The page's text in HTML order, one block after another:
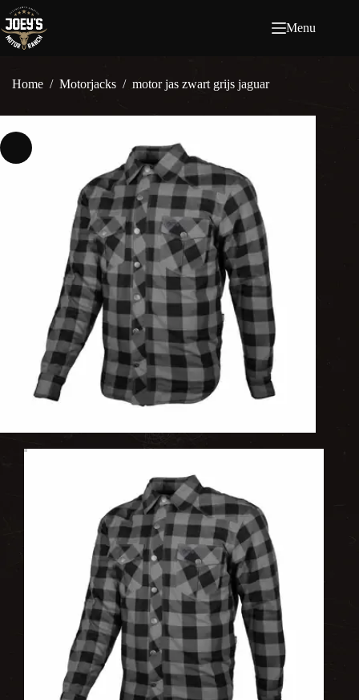
naar
de
inhoud
Menu
Home / Motorjacks / motor jas zwart grijs jaguar